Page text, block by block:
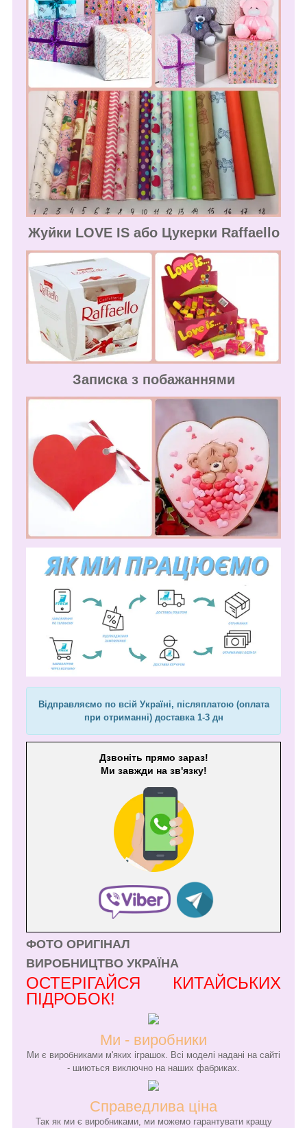
Жуйки LOVE IS або Цукерки Raffaello
Записка з побажаннями
Відправляємо по всій Україні, післяплатою (оплата
при отриманні) доставка 1-3 дн
Дзвоніть прямо зараз!
Ми завжди на зв'язку!
ФОТО ОРИГІНАЛ
ВИРОБНИЦТВО УКРАЇНА
ОСТЕРІГАЙСЯ КИТАЙСЬКИХ
ПІДРОБОК!
Ми - виробники
Ми є виробниками м'яких іграшок. Всі моделі надані на сайті
- шиються виключно на наших фабриках.
Справедлива ціна
Так як ми є виробниками, ми можемо гарантувати кращу